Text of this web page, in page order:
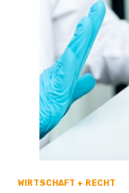
WIRTSCHAFT + RECHT